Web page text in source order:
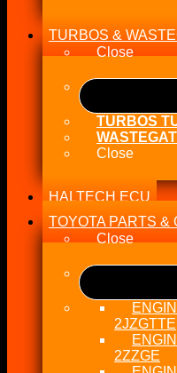
TURBOS &
Close
TURBOS
Close
HALTECH ECU
TOYOTA PARTS &
Close
2JZGTTE
2ZZGE